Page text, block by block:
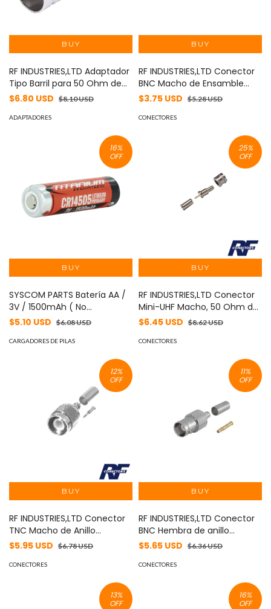
RF INDUSTRIES,LTD Adaptador
Tipo Barril para 50 Ohm de
Conectores BNC Hembra a
Niquel/Oro/Polipropileno.
$6.80 USD $8.10 USD
ADAPTADORES
RF INDUSTRIES,LTD Conector
BNC Macho de Ensamble
Roscable (Hex.) en Sentido
para Cable Coaxial RG-59/U,
$3.75 USD $5.28 USD
CONECTORES
16%
OFF
SYSCOM PARTS Batería AA /
3V / 1500mAh ( No
recargable ) CR14505
$5.10 USD $6.08 USD
CARGADORES DE PILAS
25%
OFF
RF INDUSTRIES,LTD Conector
Mini-UHF Macho, 50 Ohm de
Anillo Plegable para LMR-240,
Delrin. MOD: RFU-600-1X
$6.45 USD $8.62 USD
CONECTORES
12%
OFF
RF INDUSTRIES,LTD Conector
TNC Macho de Anillo
Plegable para Cables RG-
Delrin. MOD: RFT-1202-2
$5.95 USD $6.78 USD
CONECTORES
11%
OFF
RF INDUSTRIES,LTD Conector
BNC Hembra de anillo
plegable para cable RG-
1123-1
$5.65 USD $6.36 USD
CONECTORES
13%
OFF
16%
OFF